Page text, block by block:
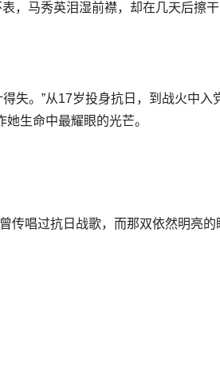
马秀英泪湿前襟，却在几天后擦干
失。”从17岁投身抗日，到战火中入
生命中最耀眼的光芒。
传唱过抗日战歌，而那双依然明亮的